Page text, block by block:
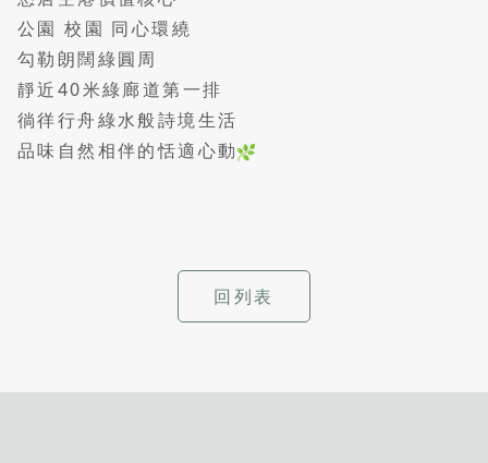
公園 校園 同心環繞
勾勒朗闊綠圓周
靜近40米綠廊道第一排
徜徉行舟綠水般詩境生活
品味自然相伴的恬適心動
回列表